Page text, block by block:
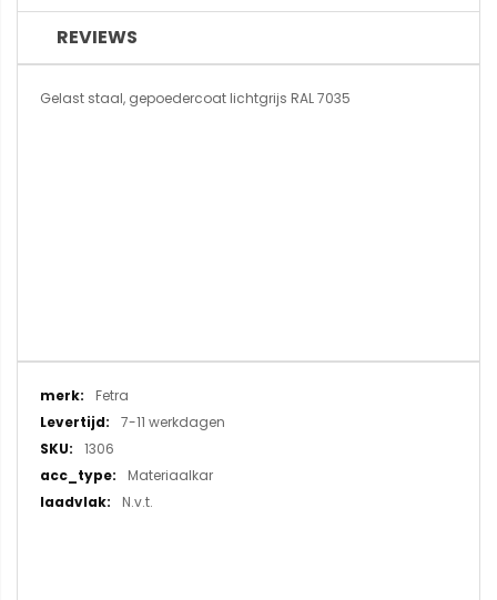
REVIEWS
Gelast staal, gepoedercoat lichtgrijs RAL 7035
Meer
informatie
Fetra
7-11 werkdagen
1306
Materiaalkar
N.v.t.